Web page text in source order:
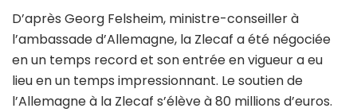
D’après Georg Felsheim, ministre-conseiller à
l’ambassade d’Allemagne, la Zlecaf a été négociée
en un temps record et son entrée en vigueur a eu
lieu en un temps impressionnant. Le soutien de
l’Allemagne à la Zlecaf s’élève à 80 millions d’euros.